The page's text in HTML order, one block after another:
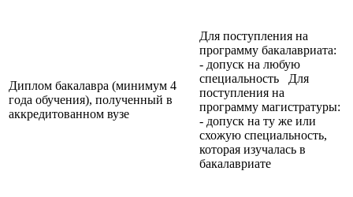
Диплом бакалавра (минимум 4
года обучения), полученный в
аккредитованном вузе
Для поступления на
программу бакалавриата:
- допуск на любую
специальность Для
поступления на
программу магистратуры:
- допуск на ту же или
схожую специальность,
которая изучалась в
бакалавриате